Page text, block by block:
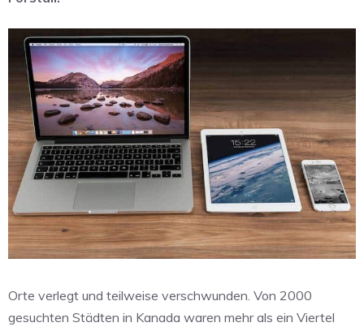
Orte verlegt und teilweise verschwunden. Von 2000
gesuchten Städten in Kanada waren mehr als ein Viertel